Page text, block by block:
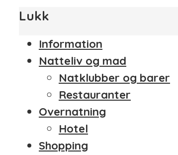
Lukk
Information
Natteliv og mad
Natklubber og barer
Restauranter
Overnatning
Hotel
Shopping